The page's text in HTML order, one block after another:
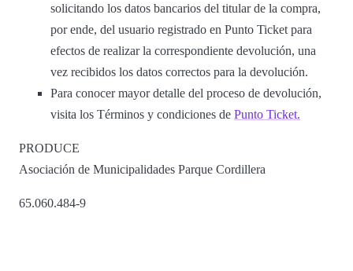
solicitando los datos bancarios del titular de la compra,
por ende, del usuario registrado en Punto Ticket para
efectos de realizar la correspondiente devolución, una
vez recibidos los datos correctos para la devolución.
Para conocer mayor detalle del proceso de devolución,
visita los Términos y condiciones de Punto Ticket.
PRODUCE
Asociación de Municipalidades Parque Cordillera
65.060.484-9